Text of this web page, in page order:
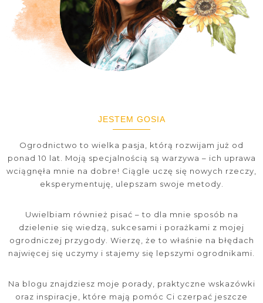
JESTEM GOSIA
Ogrodnictwo to wielka pasja, którą rozwijam już od
ponad 10 lat. Moją specjalnością są warzywa – ich uprawa
wciągnęła mnie na dobre! Ciągle uczę się nowych rzeczy,
eksperymentuję, ulepszam swoje metody.
Uwielbiam również pisać – to dla mnie sposób na
dzielenie się wiedzą, sukcesami i porażkami z mojej
ogrodniczej przygody. Wierzę, że to właśnie na błędach
najwięcej się uczymy i stajemy się lepszymi ogrodnikami.
Na blogu znajdziesz moje porady, praktyczne wskazówki
oraz inspiracje, które mają pomóc Ci czerpać jeszcze